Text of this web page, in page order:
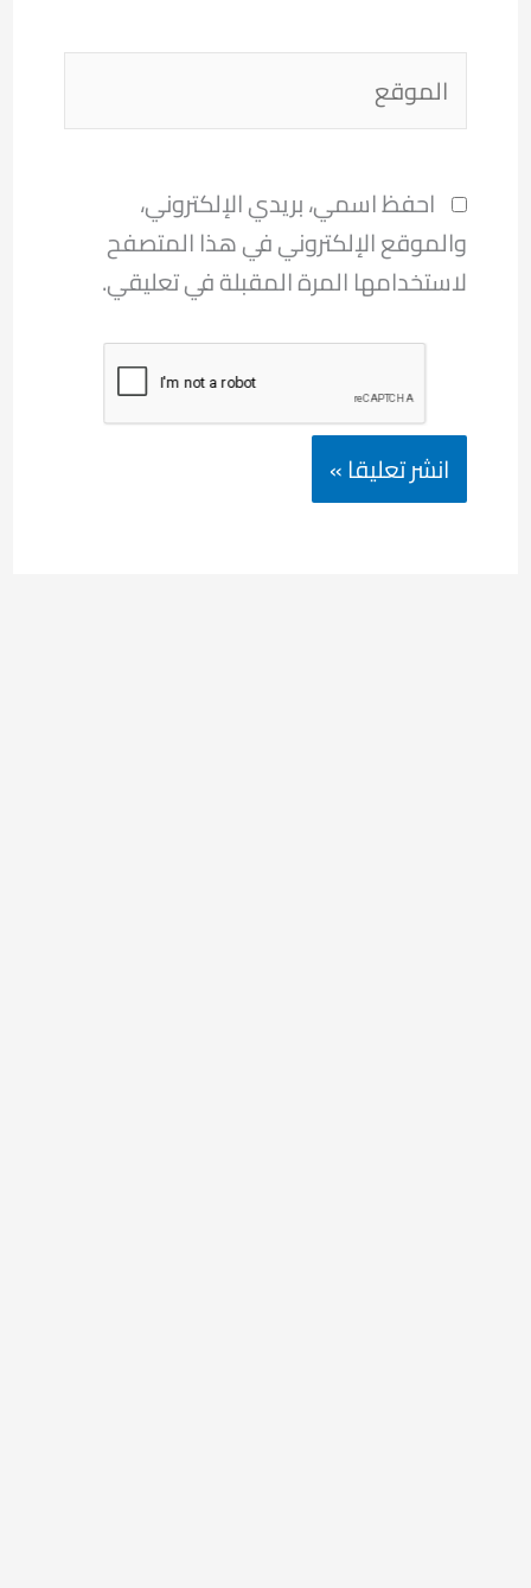
الموقع
احفظ اسمي، بريدي الإلكتروني،
والموقع الإلكتروني في هذا المتصفح
لاستخدامها المرة المقبلة في تعليقي.